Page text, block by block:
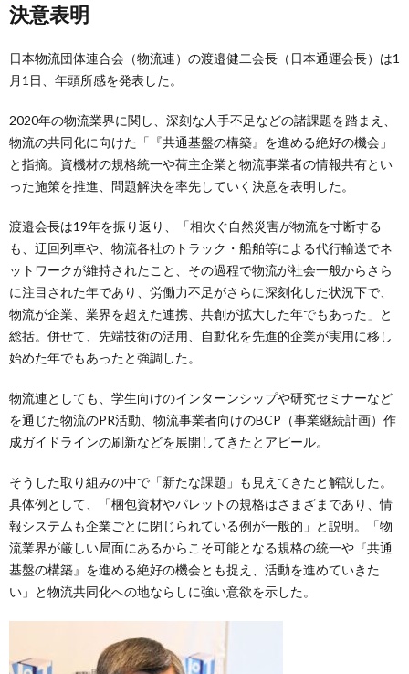
決意表明
日本物流団体連合会（物流連）の渡邉健二会長（日本通運会長）は1
月1日、年頭所感を発表した。
2020年の物流業界に関し、深刻な人手不足などの諸課題を踏まえ、
物流の共同化に向けた「『共通基盤の構築』を進める絶好の機会」
と指摘。資機材の規格統一や荷主企業と物流事業者の情報共有とい
った施策を推進、問題解決を率先していく決意を表明した。
渡邉会長は19年を振り返り、「相次ぐ自然災害が物流を寸断する
も、迂回列車や、物流各社のトラック・船舶等による代行輸送でネ
ットワークが維持されたこと、その過程で物流が社会一般からさら
に注目された年であり、労働力不足がさらに深刻化した状況下で、
物流が企業、業界を超えた連携、共創が拡大した年でもあった」と
総括。併せて、先端技術の活用、自動化を先進的企業が実用に移し
始めた年でもあったと強調した。
物流連としても、学生向けのインターンシップや研究セミナーなど
を通じた物流のPR活動、物流事業者向けのBCP（事業継続計画）作
成ガイドラインの刷新などを展開してきたとアピール。
そうした取り組みの中で「新たな課題」も見えてきたと解説した。
具体例として、「梱包資材やパレットの規格はさまざまであり、情
報システムも企業ごとに閉じられている例が一般的」と説明。「物
流業界が厳しい局面にあるからこそ可能となる規格の統一や『共通
基盤の構築』を進める絶好の機会とも捉え、活動を進めていきた
い」と物流共同化への地ならしに強い意欲を示した。